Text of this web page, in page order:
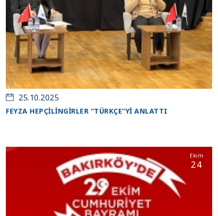
25.10.2025
FEYZA HEPÇİLİNGİRLER “TÜRKÇE”Yİ ANLATTI
Ekim
24